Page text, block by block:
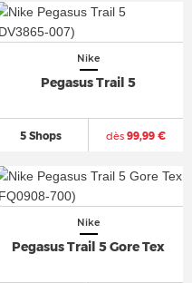
Nike
Pegasus Trail 5
5 Shops dès99,99 €
Nike
Pegasus Trail 5 Gore Tex